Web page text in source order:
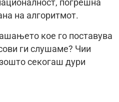
погрешна
на алгоритмот.
кое го поставува
ги слушаме? Чии
секогаш дури